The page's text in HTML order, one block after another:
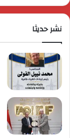
عروضاً
ترويجية
حصرية
نشر حديثا